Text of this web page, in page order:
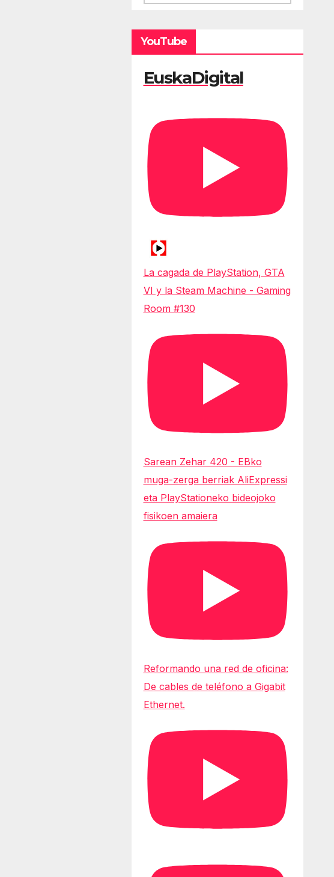
YouTube
EuskaDigital
La cagada de PlayStation, GTA
VI y la Steam Machine - Gaming
Room #130
Sarean Zehar 420 - EBko
muga-zerga berriak AliExpressi
eta PlayStationeko bideojoko
fisikoen amaiera
Reformando una red de oficina:
De cables de teléfono a Gigabit
Ethernet.